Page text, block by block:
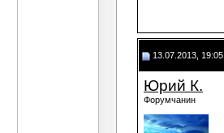
13.07.2013, 19:05
Юрий К.
Форумчанин